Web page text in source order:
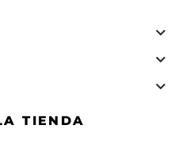



TIENDA